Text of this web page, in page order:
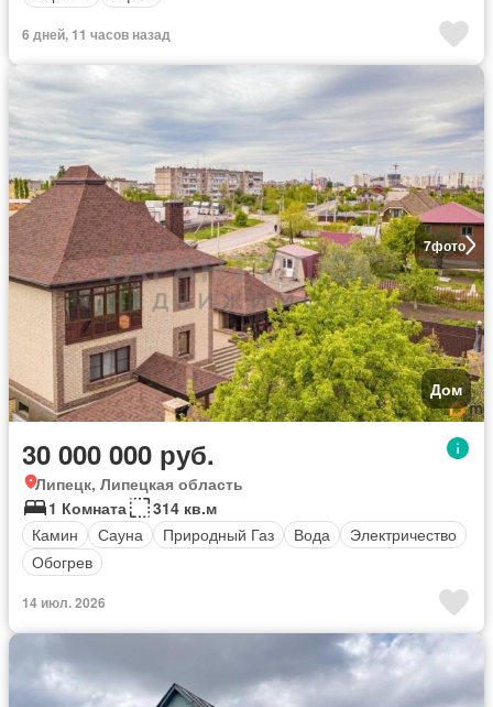
6 дней, 11 часов назад
7фото
Дом
30 000 000 руб.
Липецк, Липецкая область
1 Комната
314 кв.м
Камин
Сауна Природный Газ Вода
Электричество
Обогрев
14 июл. 2026